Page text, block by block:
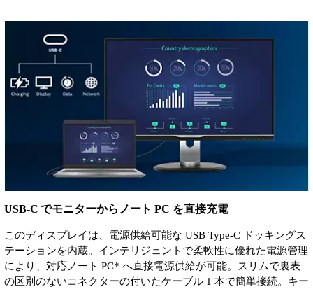
USB-C でモニターからノート PC を直接充電
このディスプレイは、電源供給可能な USB Type-C ドッキングス
テーションを内蔵。インテリジェントで柔軟性に優れた電源管理
により、対応ノート PC* へ直接電源供給が可能。スリムで裏表
の区別のないコネクターの付いたケーブル 1 本で簡単接続。キー